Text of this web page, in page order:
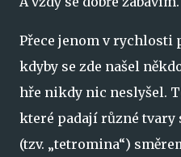
Přece jenom v rychlosti
kdyby se zde našel
hře nikdy nic neslyšel.
které padají různé tvary
(tzv. „tetromina“)